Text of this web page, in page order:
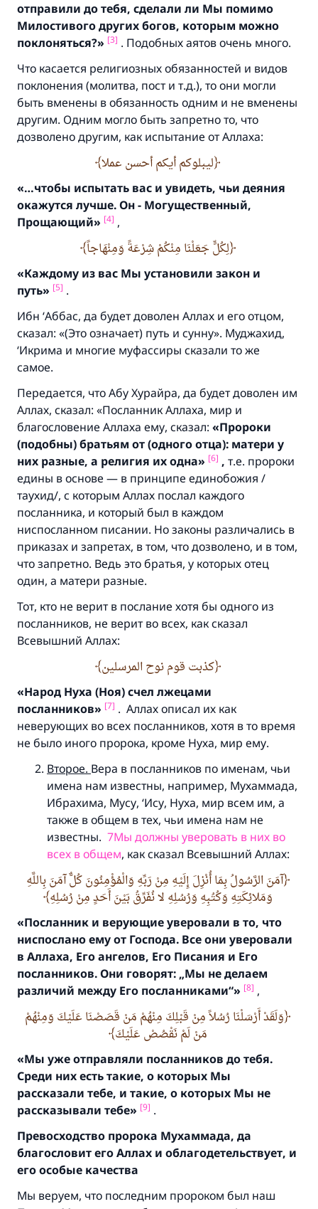
отправили до тебя, сделали ли Мы помимо
Милостивого других богов, которым можно
поклоняться?» [3] . Подобных аятов очень много.
Что касается религиозных обязанностей и видов
поклонения (молитва, пост и т.д.), то они могли
быть вменены в обязанность одним и не вменены
другим. Одним могло быть запретно то, что
дозволено другим, как испытание от Аллаха:
ليبلوكم أيكم أحسن عملا
«…чтобы испытать вас и увидеть, чьи деяния
окажутся лучше.Он - Могущественный,
Прощающий» [4] ,
لِكُلٍّ جَعَلْنَا مِنْكُمْ شِرْعَةً وَمِنْهَاجاً
«Каждому из вас Мы установили закон и
путь» [5] .
Ибн ‘Аббас, да будет доволен Аллах и его отцом,
сказал: «(Это означает) путь и сунну». Муджахид,
‘Икрима и многие муфассиры сказали то же
самое.
Передается, что Абу Хурайра, да будет доволен им
Аллах, сказал: «Посланник Аллаха, мир и
благословение Аллаха ему, сказал: «Пророки
(подобны) братьям от (одного отца): матери у
них разные, а религия их одна» [6] , т.е. пророки
едины в основе — в принципе единобожия /
таухид/, с которым Аллах послал каждого
посланника, и который был в каждом
ниспосланном писании. Но законы различались в
приказах и запретах, в том, что дозволено, и в том,
что запретно. Ведь это братья, у которых отец
один, а матери разные.
Тот, кто не верит в послание хотя бы одного из
посланников, не верит во всех, как сказал
Всевышний Аллах:
كذبت قوم نوح المرسلين
«Народ Нуха (Ноя)счел лжецами
посланников» [7] . Аллах описал их как
неверующих во всех посланников, хотя в то время
не было иного пророка, кроме Нуха, мир ему.
Второе. Вера в посланников по именам, чьи
имена нам известны, например, Мухаммада,
Ибрахима, Мусу, ‘Ису, Нуха, мир всем им, а
также в общем в тех, чьи имена нам не
известны. 7Мы должны уверовать в них во
всех в общем, как сказал Всевышний Аллах:
آمَنَ الرَّسُولُ بِمَا أُنْزِلَ إِلَيْهِ مِنْ رَبِّهِ وَالْمُؤْمِنُونَ كُلٌّ آمَنَ بِاللَّهِ
وَمَلائِكَتِهِ وَكُتُبِهِ وَرُسُلِهِ لا نُفَرِّقُ بَيْنَ أَحَدٍ مِنْ رُسُلِهِ
«Посланник и верующие уверовали в то, что
ниспослано ему от Господа. Все они уверовали
в Аллаха, Его ангелов, Его Писания и Его
посланников.Они говорят: „Мы не делаем
различий между Его посланниками“» [8] ,
وَلَقَدْ أَرْسَلْنَا رُسُلاً مِنْ قَبْلِكَ مِنْهُمْ مَنْ قَصَصْنَا عَلَيْكَ وَمِنْهُمْ
مَنْ لَمْ نَقْصُصْ عَلَيْكَ
«Мы уже отправляли посланников до тебя.
Среди них есть такие, о которых Мы
рассказали тебе, и такие, о которых Мы не
рассказывали тебе» [9] .
Превосходство пророка Мухаммада, да
благословит его Аллах и облагодетельствует, и
его особые качества
Мы веруем, что последним пророком был наш
Ответ № 110845 помог сохранить
брак.